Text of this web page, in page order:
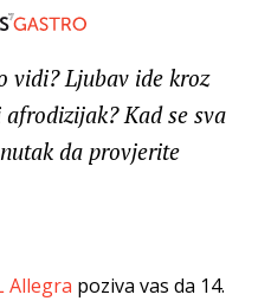
vidi? Ljubav ide kroz
Kad se sva
da provjerite
Allegra poziva vas da 14.